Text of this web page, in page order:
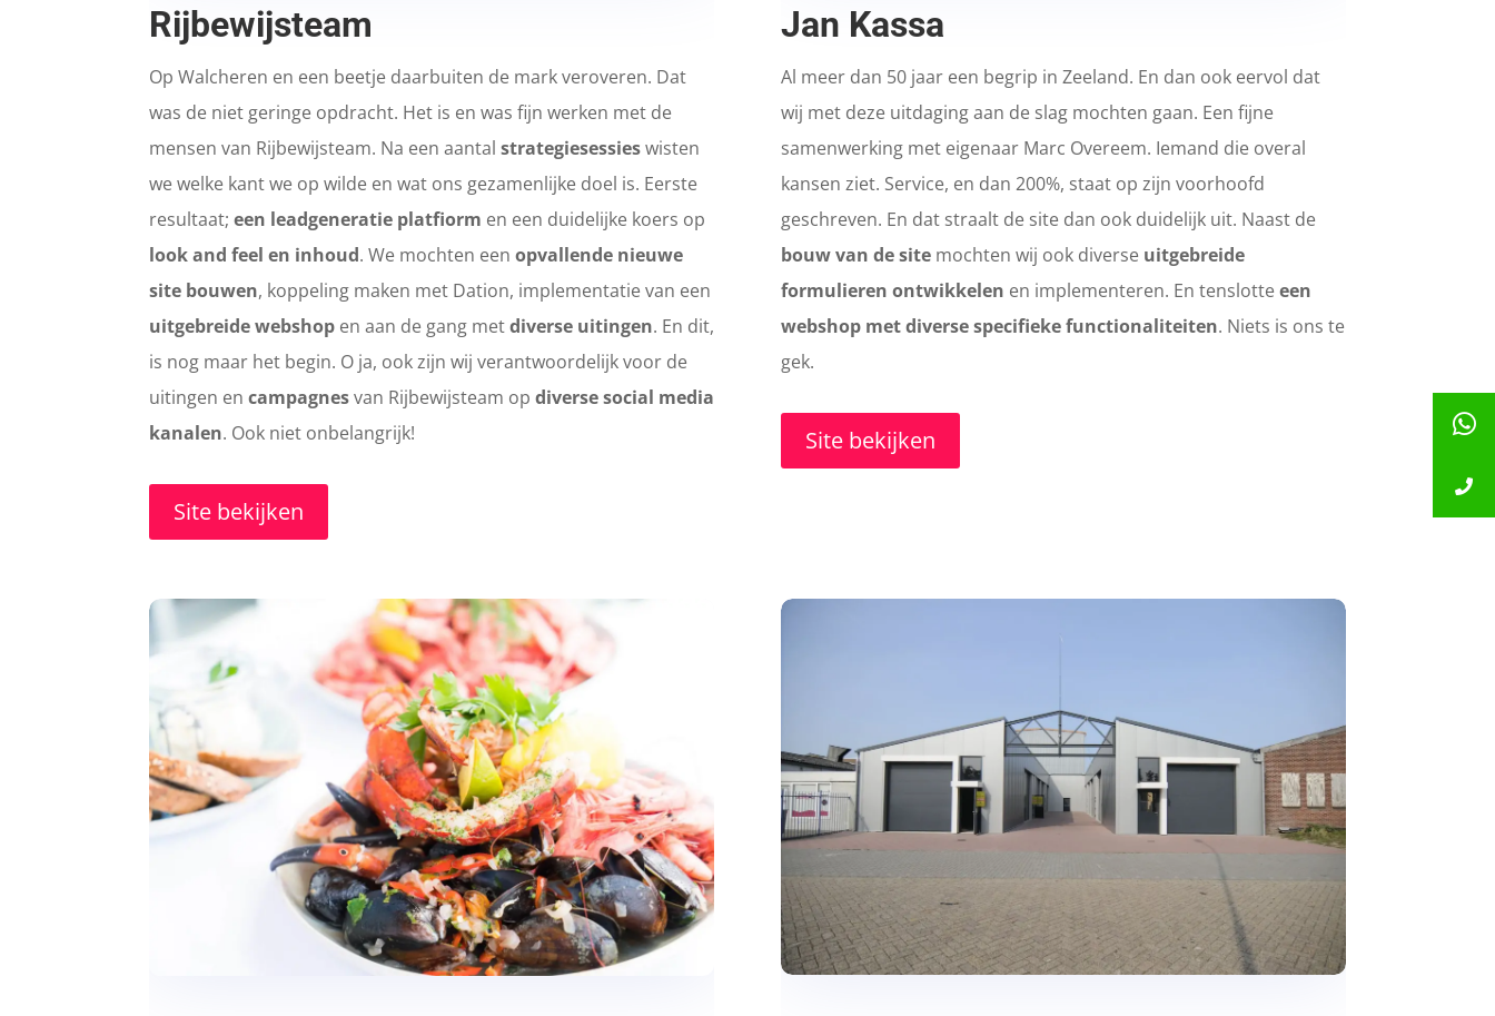
Rijbewijsteam
Op Walcheren en een beetje daarbuiten de mark veroveren. Dat
was de niet geringe opdracht. Het is en was fijn werken met de
mensen van Rijbewijsteam. Na een aantalstrategiesessieswisten
we welke kant we op wilde en wat ons gezamenlijke doel is. Eerste
resultaat;een leadgeneratie platfiorm en een duidelijke koers op
look and feel en inhoud. We mochten eenopvallende nieuwe
site bouwen, koppeling maken met Dation, implementatie van een
uitgebreide webshop en aan de gang metdiverse uitingen. En dit,
is nog maar het begin. O ja, ook zijn wij verantwoordelijk voor de
uitingen encampagnesvan Rijbewijsteam opdiverse social media
kanalen. Ook niet onbelangrijk!
Site bekijken
Jan Kassa
Al meer dan 50 jaar een begrip in Zeeland. En dan ook eervol dat
wij met deze uitdaging aan de slag mochten gaan. Een fijne
samenwerking met eigenaar Marc Overeem. Iemand die overal
kansen ziet. Service, en dan 200%, staat op zijn voorhoofd
geschreven. En dat straalt de site dan ook duidelijk uit. Naast de
bouw van de sitemochten wij ook diverse uitgebreide
formulieren ontwikkelen en implementeren. En tenslotteeen
webshop met diverse specifieke functionaliteiten. Niets is ons te
gek.
Site bekijken